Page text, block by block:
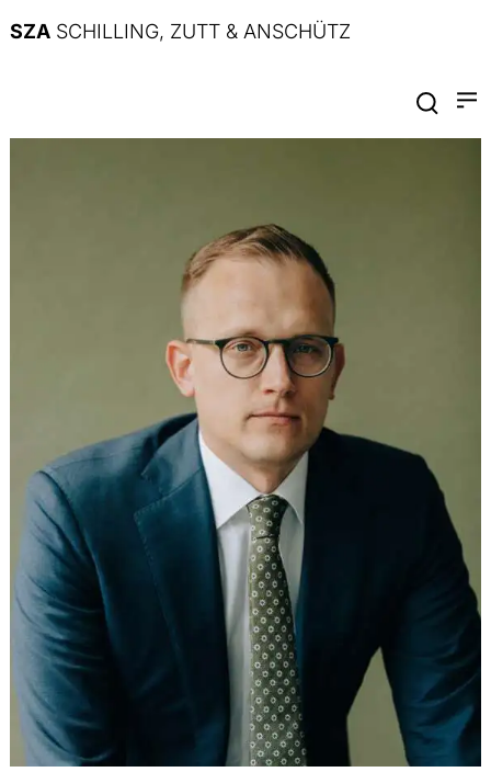
SZA SCHILLING, ZUTT & ANSCHÜTZ